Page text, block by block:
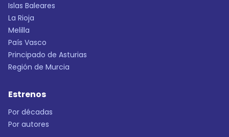
Islas Baleares
La Rioja
Melilla
País Vasco
Principado de Asturias
Región de Murcia
Estrenos
Por décadas
Por autores